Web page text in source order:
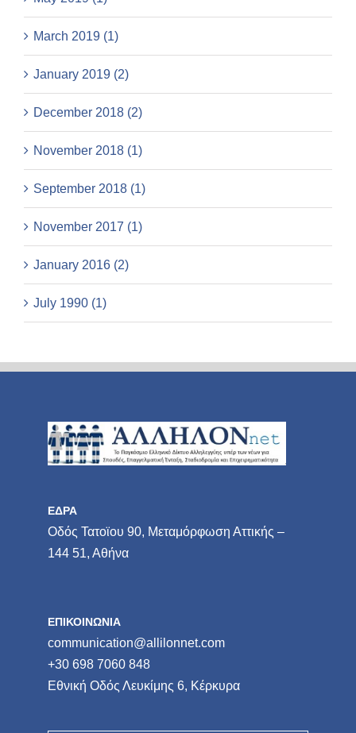
March 2019 (1)
January 2019 (2)
December 2018 (2)
November 2018 (1)
September 2018 (1)
November 2017 (1)
January 2016 (2)
July 1990 (1)
ΕΔΡΑ
Οδός Τατοϊου 90, Μεταμόρφωση Αττικής –
144 51, Αθήνα
ΕΠΙΚΟΙΝΩΝΙΑ
communication@allilonnet.com
+30 698 7060 848
Εθνική Οδός Λευκίμης 6, Κέρκυρα